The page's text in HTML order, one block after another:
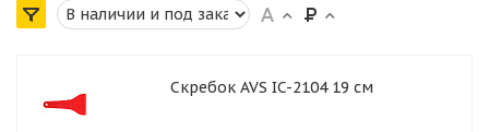
Скребок AVS IC-2104 19 см